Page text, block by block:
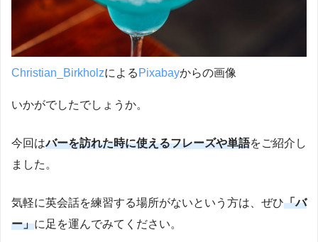
Christian_Birkholzによる Pixabayからの画像
いかがでしたでしょうか。
今回はバーを訪れた時に使えるフレーズや単語をご紹介し
ました。
気軽に英会話を練習する場所がないという方は、ぜひ「バ
ー」に足を運んでみてください。